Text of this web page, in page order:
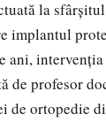
la
implantul
ani,
de profesor
de ortopedie